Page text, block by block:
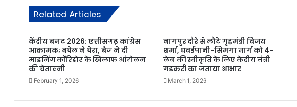
Related Articles
​केंद्रीय बजट 2026: छत्तीसगढ़ कांग्रेस
आक्रामक; बघेल ने घेरा, बैज ने दी
माइनिंग कॉरिडोर के खिलाफ आंदोलन
की चेतावनी
February 1, 2026
नागपुर दौरे से लौटे गृहमंत्री विजय
शर्मा, धवईपानी-सिमगा मार्ग को 4-
लेन की स्वीकृति के लिए केंद्रीय मंत्री
गडकरी का जताया आभार
March 1, 2026